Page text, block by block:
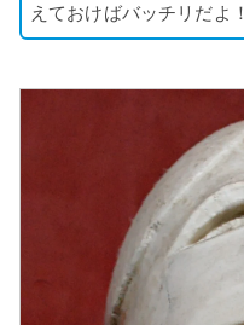
えておけばバッチリだよ！